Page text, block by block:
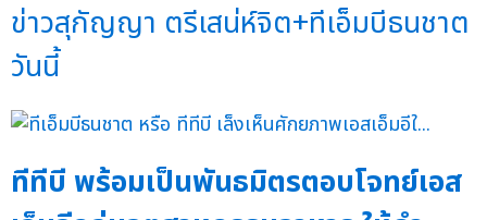
ข่าวสุกัญญา ตรีเสน่ห์จิต+ทีเอ็มบีธนชาต
วันนี้
ทีทีบี พร้อมเป็นพันธมิตรตอบโจทย์เอส